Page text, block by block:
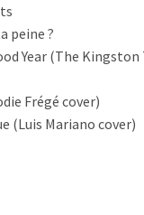
peine ?
Year (The
Frégé cover)
(Luis Mariano cover)